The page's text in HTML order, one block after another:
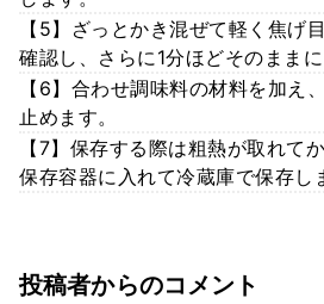
【5】ざっとかき混ぜて軽く焦げ
確認し、さらに1分ほどそのままに
【6】合わせ調味料の材料を加え
止めます。
【7】保存する際は粗熱が取れて
保存容器に入れて冷蔵庫で保存し
投稿者からのコメント